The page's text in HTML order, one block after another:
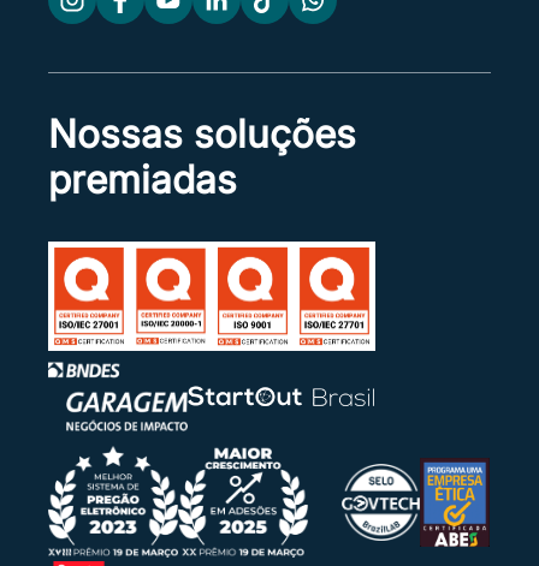
Nossas soluções
premiadas